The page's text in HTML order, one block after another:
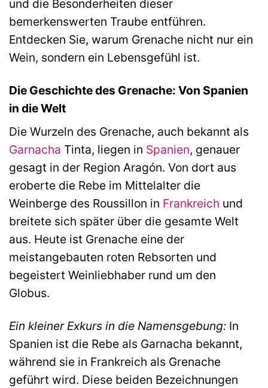
und die Besonderheiten dieser
bemerkenswerten Traube entführen.
Entdecken Sie, warum Grenache nicht nur ein
Wein, sondern ein Lebensgefühl ist.
Die Geschichte des Grenache: Von Spanien
in die Welt
Die Wurzeln des Grenache, auch bekannt als
Garnacha Tinta, liegen in Spanien, genauer
gesagt in der Region Aragón. Von dort aus
eroberte die Rebe im Mittelalter die
Weinberge des Roussillon in Frankreich und
breitete sich später über die gesamte Welt
aus. Heute ist Grenache eine der
meistangebauten roten Rebsorten und
begeistert Weinliebhaber rund um den
Globus.
Ein kleiner Exkurs in die Namensgebung: In
Spanien ist die Rebe als Garnacha bekannt,
während sie in Frankreich als Grenache
geführt wird. Diese beiden Bezeichnungen